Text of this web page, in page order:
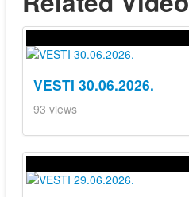
VESTI 30.06.2026.
93 views